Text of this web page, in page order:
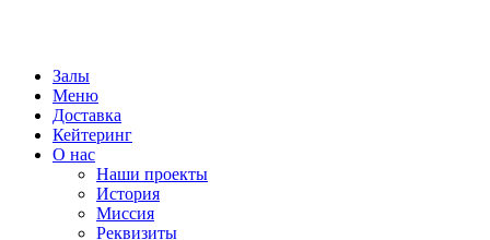
Залы
Меню
Доставка
Кейтеринг
О нас
Наши проекты
История
Миссия
Реквизиты